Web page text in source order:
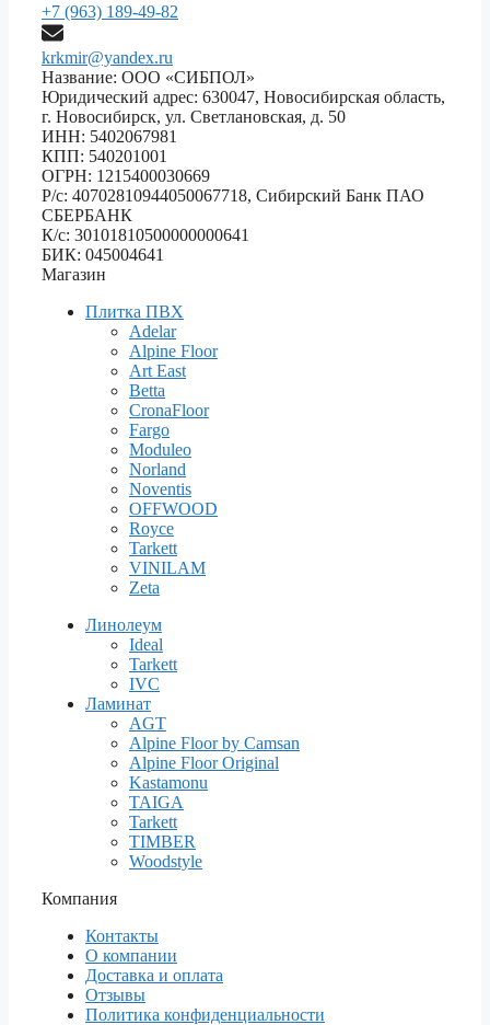
+7 (963) 189-49-82
krkmir@yandex.ru
Название: ООО «СИБПОЛ»
Юридический адрес: 630047, Новосибирская область,
г. Новосибирск, ул. Светлановская, д. 50
ИНН: 5402067981
КПП: 540201001
ОГРН: 1215400030669
Р/с: 40702810944050067718, Сибирский Банк ПАО
СБЕРБАНК
К/с: 30101810500000000641
БИК: 045004641
Магазин
Плитка ПВХ
Adelar
Alpine Floor
Art East
Betta
CronaFloor
Fargo
Moduleo
Norland
Noventis
OFFWOOD
Royce
Tarkett
VINILAM
Zeta
Линолеум
Ideal
Tarkett
IVC
Ламинат
AGT
Alpine Floor by Camsan
Alpine Floor Original
Kastamonu
TAIGA
Tarkett
TIMBER
Woodstyle
Компания
Контакты
О компании
Доставка и оплата
Отзывы
Политика конфиденциальности